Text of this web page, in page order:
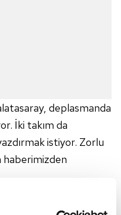
deplasmanda
İki takım da
istiyor. Zorlu
haberimizden